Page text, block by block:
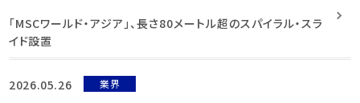
「MSCワールド・アジア」、長さ80メートル超のスパイラル・スラ
イド設置
2026.05.26 業界